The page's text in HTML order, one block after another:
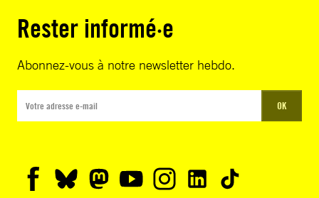
Rester informé·e
Abonnez-vous à notre newsletter hebdo.
OK